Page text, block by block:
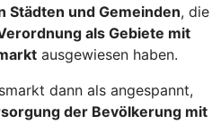
Städten und Gemeinden, die
als Gebiete mit
ausgewiesen haben.
dann als angespannt,
der Bevölkerung mit